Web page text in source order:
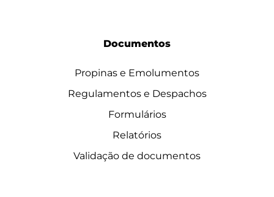
Documentos
Propinas e Emolumentos
Regulamentos e Despachos
Formulários
Relatórios
Validação de documentos